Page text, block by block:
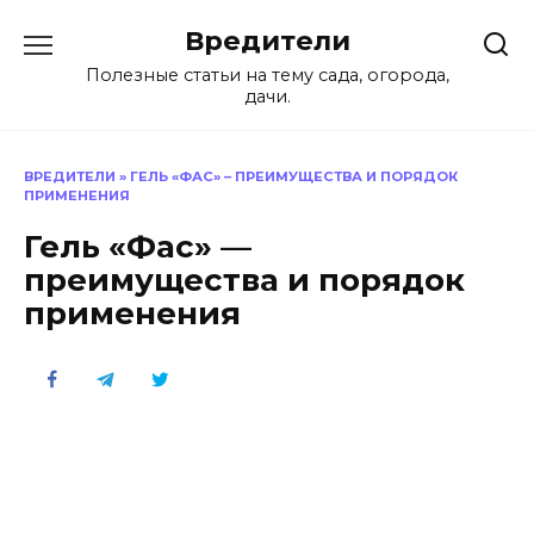
содержанию
Вредители
Полезные статьи на тему сада, огорода,
дачи.
ВРЕДИТЕЛИ » ГЕЛЬ «ФАС» – ПРЕИМУЩЕСТВА И ПОРЯДОК
ПРИМЕНЕНИЯ
Гель «Фас» —
преимущества и порядок
применения